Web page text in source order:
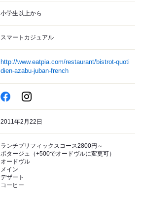
小学生以上から
スマートカジュアル
http://www.eatpia.com/restaurant/bistrot-quoti
dien-azabu-juban-french
2011年2月22日
ランチプリフィックスコース2800円～
ポタージュ（+500でオードヴルに変更可）
オードヴル
メイン
デザート
コーヒー